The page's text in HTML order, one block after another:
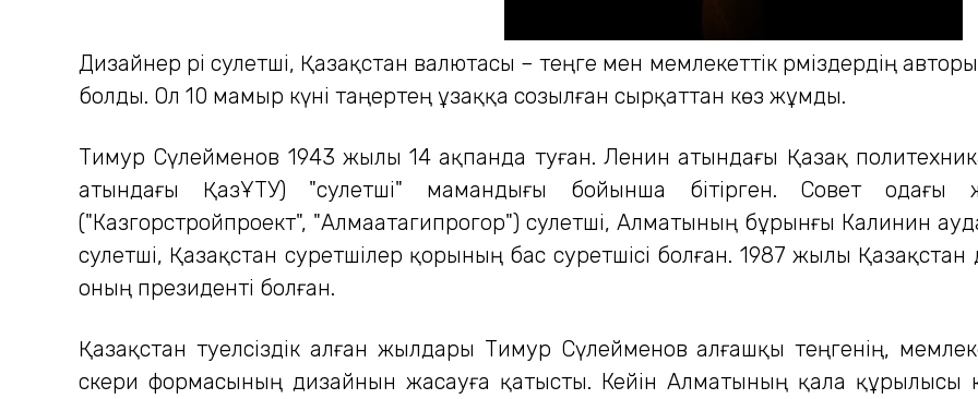
Дизайнер әрі сәулетші, Қазақстан валютасы – теңге мен мемлекеттік рәміздердің
болды. Ол 10 мамыр күні таңертең ұзаққа созылған сырқаттан көз жұмды.
Тимур Сүлейменов 1943 жылы 14 ақпанда туған. Ленин атындағы Қазақ
атындағы ҚазҰТУ) "сәулетші" мамандығы бойынша бітірген. Совет одағы
("Казгорстройпроект", "Алмаатагипрогор") сәулетші, Алматының бұрынғы Калинин
сәулетші, Қазақстан суретшілер қорының бас суретшісі болған. 1987 жылы
оның президенті болған.
Қазақстан тәуелсіздік алған жылдары Тимур Сүлейменов алғашқы теңгенің,
әскери формасының дизайнын жасауға қатысты. Кейін Алматының қала құрылысы